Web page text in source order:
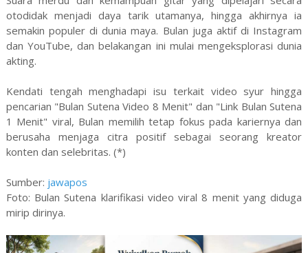
otodidak menjadi daya tarik utamanya, hingga akhirnya ia
semakin populer di dunia maya. Bulan juga aktif di Instagram
dan YouTube, dan belakangan ini mulai mengeksplorasi dunia
akting.
Kendati tengah menghadapi isu terkait video syur hingga
pencarian "Bulan Sutena Video 8 Menit" dan "Link Bulan Sutena
1 Menit" viral, Bulan memilih tetap fokus pada kariernya dan
berusaha menjaga citra positif sebagai seorang kreator
konten dan selebritas. (*)
Sumber: jawapos
Foto: Bulan Sutena klarifikasi video viral 8 menit yang diduga
mirip dirinya.